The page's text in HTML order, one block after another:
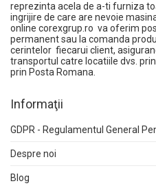
reprezinta acela de a-ti furniza
ingrijire de care are nevoie
online corexgrup.ro va oferim
permanent sau la comanda
cerintelor fiecarui client,
transportul catre locatiile dvs.
prin Posta Romana.
Informaţii
GDPR - Regulamentul General
Despre noi
Blog